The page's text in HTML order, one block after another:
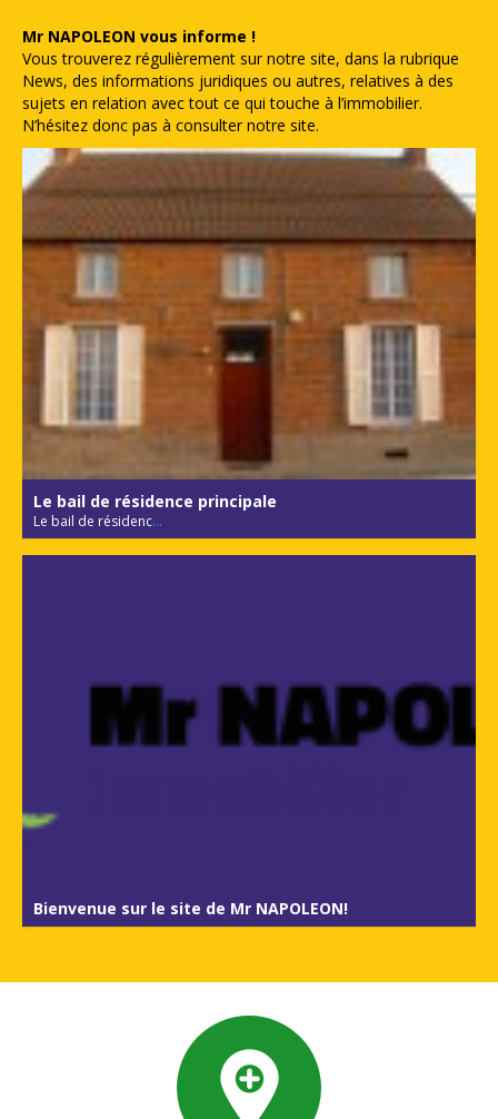
Mr NAPOLEON vous informe !
Vous trouverez régulièrement sur notre site, dans la rubrique
News, des informations juridiques ou autres, relatives à des
sujets en relation avec tout ce qui touche à l’immobilier.
N’hésitez donc pas à consulter notre site.
Le bail de résidence principale
Le bail de résidenc...
Bienvenue sur le site de Mr NAPOLEON!